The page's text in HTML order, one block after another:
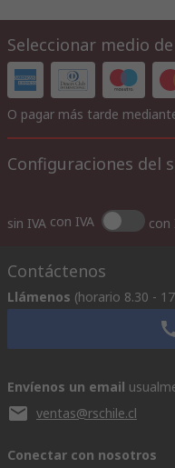
Seleccionar medio
O pagar más tarde
Configuraciones del
sin IVA con IVA con
Contáctenos
Llámenos (horario 8.30 -
Envíenos un email
ventas@rschile.cl
Conectar con nosotros